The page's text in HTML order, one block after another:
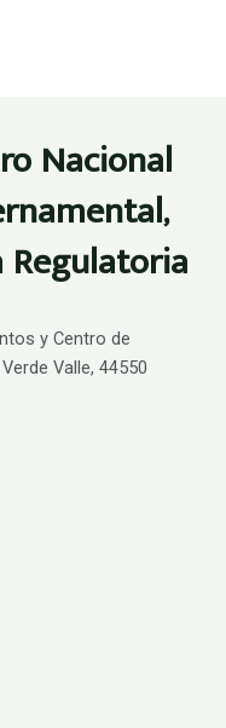
Nacional
y Centro de
Valle, 44550